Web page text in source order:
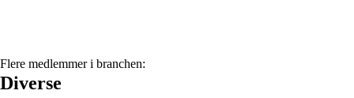
Flere medlemmer i branchen:
Diverse